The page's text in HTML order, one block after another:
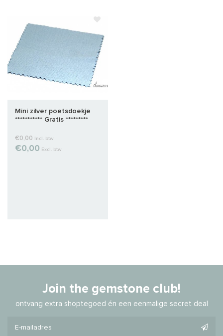
Mini zilver poetsdoekje
*********** Gratis *********
€0,00 Incl. btw
€0,00 Excl. btw
Join the gemstone club!
ontvang extra shoptegoed én een eenmalige secret deal